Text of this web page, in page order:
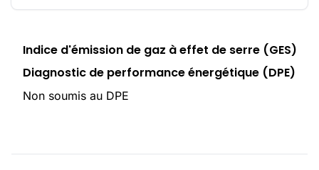
Indice d'émission de gaz à effet de serre (GES)
Diagnostic de performance énergétique (DPE)
Non soumis au DPE